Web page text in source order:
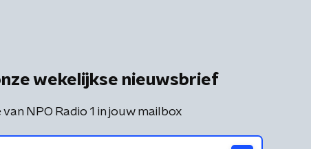
wekelijkse nieuwsbrief
NPO Radio 1 in jouw mailbox